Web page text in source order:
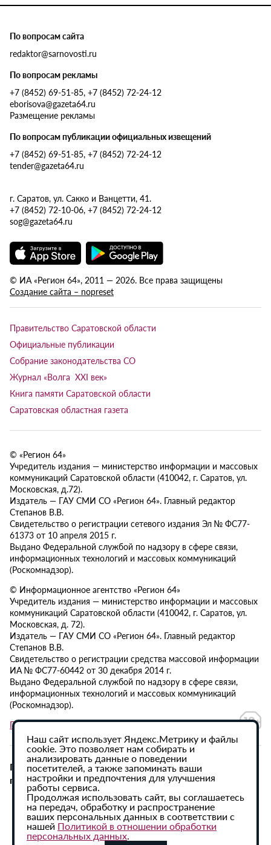
По вопросам сайта
redaktor@sarnovosti.ru
По вопросам рекламы
+7 (8452) 69-51-85, +7 (8452) 72-24-12
eborisova@gazeta64.ru
Размещение рекламы
По вопросам публикации официальных извещений
+7 (8452) 69-51-85, +7 (8452) 72-24-12
tender@gazeta64.ru
г. Саратов, ул. Сакко и Ванцетти, 41.
+7 (8452) 72-10-06, +7 (8452) 72-24-12
sog@gazeta64.ru
© ИА «Регион 64», 2011 — 2026. Все права защищены
Создание сайта – nopreset
Правительство Саратовской области
Официальные публикации
Собрание законодательства СО
Журнал «Волга XXI век»
Книга памяти Саратовской области
Саратовская областная газета
© «Регион 64»
Учредитель издания — министерство информации и массовых
коммуникаций Саратовской области (410042, г. Саратов, ул.
Московская, д.72).
Издатель — ГАУ СМИ СО «Регион 64». Главный редактор
Степанов В.В.
Свидетельство о регистрации сетевого издания Эл № ФС77-
61373 от 10 апреля 2015 г.
Выдано Федеральной службой по надзору в сфере связи,
информационных технологий и массовых коммуникаций
(Роскомнадзор).
© Информационное агентство «Регион 64»
Учредитель издания — министерство информации и массовых
коммуникаций Саратовской области (410042, г. Саратов, ул.
Московская, д. 72).
Издатель — ГАУ СМИ СО «Регион 64». Главный редактор
Степанов В.В.
Свидетельство о регистрации средства массовой информации
ИА № ФС77-60442 от 30 декабря 2014 г.
Выдано Федеральной службой по надзору в сфере связи,
информационных технологий и массовых коммуникаций
(Роскомнадзор).
Политика в отношении обработки персональных данных
При использовании материалов сайта активная
гиперссылка на ИА «Регион 64» обязательна.
Наш сайт использует Яндекс.Метрику и файлы
cookie. Это позволяет нам собирать и
анализировать данные о поведении
посетителей, а также запоминать ваши
настройки и предпочтения для улучшения
работы сервиса.
Продолжая использовать сайт, вы соглашаетесь
на передач, обработку и распространение
ваших персональных данных в соответствии с
нашей Политикой в отношении обработки
персональных данных.